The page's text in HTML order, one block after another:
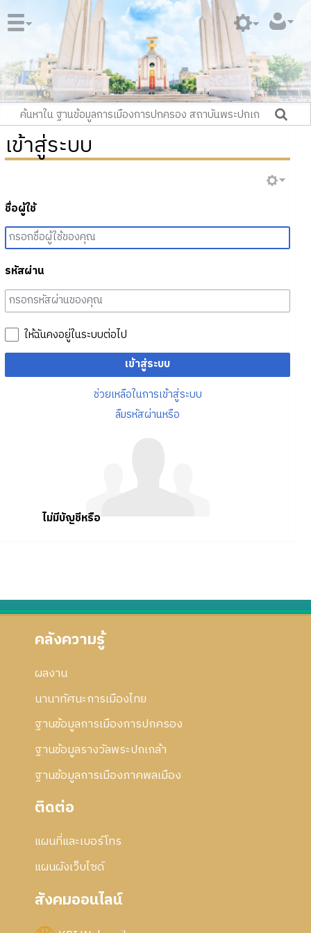
เข้าสู่ระบบ
ชื่อผู้ใช้
รหัสผ่าน
ให้ฉันคงอยู่ในระบบต่อไป
เข้าสู่ระบบ
ช่วยเหลือในการเข้าสู่ระบบ
ลืมรหัสผ่านหรือ
ไม่มีบัญชีหรือ
คลังความรู้
ผลงาน
นานาทัศนะการเมืองไทย
ฐานข้อมูลการเมืองการปกครอง
ฐานข้อมูลรางวัลพระปกเกล้า
ฐานข้อมูลการเมืองภาคพลเมือง
ติดต่อ
แผนที่และเบอร์โทร
แผนผังเว็บไซด์
สังคมออนไลน์